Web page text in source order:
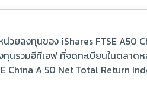
วยลงทุนของ iShares FTSE A50
นรวมอีทีเอฟ ที่จดทะเบียนในตลาด
China A 50 Net Total Return